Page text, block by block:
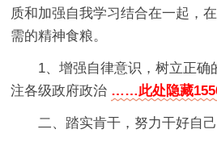
质和加强自我学习结合在一起，
需的精神食粮。
1、增强自律意识，树立正确
注各级政府政治 ……此处隐藏
二、踏实肯干，努力干好自